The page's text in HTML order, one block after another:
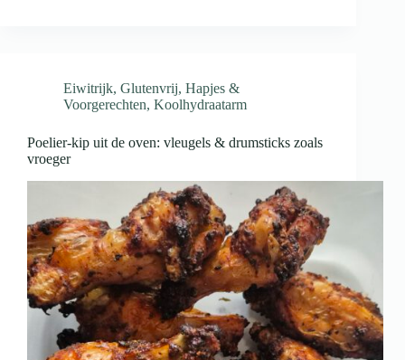
Eiwitrijk, Glutenvrij, Hapjes &
Voorgerechten, Koolhydraatarm
Poelier-kip uit de oven: vleugels & drumsticks zoals
vroeger